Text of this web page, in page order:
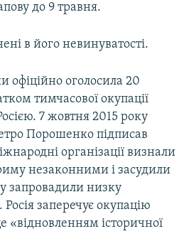
до 9 травня.
в його невинуватості.
офіційно оголосила 20
тимчасової окупації
7 жовтня 2015 року
Порошенко підписав
організації визнали
незаконними і засудили
запровадили низку
заперечує окупацію
«відновленням історичної